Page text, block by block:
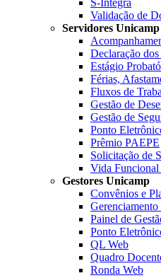
S-Integra
Validação de
Servidores Unicamp
Declaração
Estágio
Férias,
Fluxos de
Gestão de
Gestão de
Ponto
Prêmio PAEPE
Solicitação de
Vida
Gestores Unicamp
Convênios e
Gerenciamento
Painel de
Ponto
QL Web
Quadro
Ronda Web